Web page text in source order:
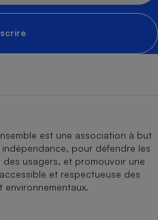
est une association à but
pour défendre les
usagers, et promouvoir une
et respectueuse des
environnementaux.